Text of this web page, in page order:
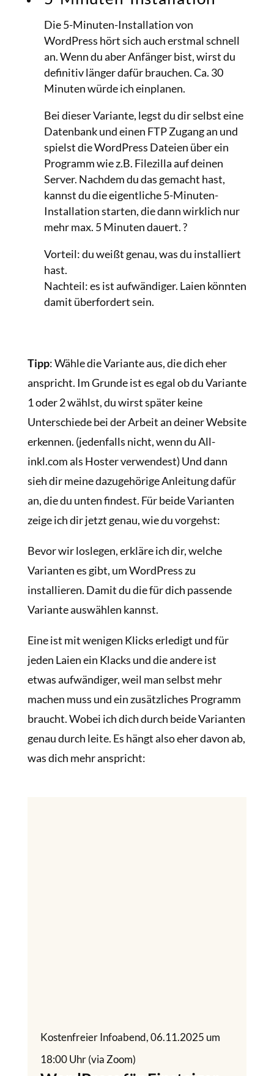
Die 5-Minuten-Installation von
WordPress hört sich auch erstmal schnell
an. Wenn du aber Anfänger bist, wirst du
definitiv länger dafür brauchen. Ca. 30
Minuten würde ich einplanen.
Bei dieser Variante, legst du dir selbst eine
Datenbank und einen FTP Zugang an und
spielst die WordPress Dateien über ein
Programm wie z.B. Filezilla auf deinen
Server. Nachdem du das gemacht hast,
kannst du die eigentliche 5-Minuten-
Installation starten, die dann wirklich nur
mehr max. 5 Minuten dauert. ?
Vorteil: du weißt genau, was du installiert
hast.
Nachteil: es ist aufwändiger. Laien könnten
damit überfordert sein.
Tipp: Wähle die Variante aus, die dich eher
anspricht. Im Grunde ist es egal ob du Variante
1 oder 2 wählst, du wirst später keine
Unterschiede bei der Arbeit an deiner Website
erkennen. (jedenfalls nicht, wenn du All-
inkl.com als Hoster verwendest) Und dann
sieh dir meine dazugehörige Anleitung dafür
an, die du unten findest. Für beide Varianten
zeige ich dir jetzt genau, wie du vorgehst:
Bevor wir loslegen, erkläre ich dir, welche
Varianten es gibt, um WordPress zu
installieren. Damit du die für dich passende
Variante auswählen kannst.
Eine ist mit wenigen Klicks erledigt und für
jeden Laien ein Klacks und die andere ist
etwas aufwändiger, weil man selbst mehr
machen muss und ein zusätzliches Programm
braucht. Wobei ich dich durch beide Varianten
genau durch leite. Es hängt also eher davon ab,
was dich mehr anspricht:
Kostenfreier Infoabend, 06.11.2025 um
18:00 Uhr (via Zoom)